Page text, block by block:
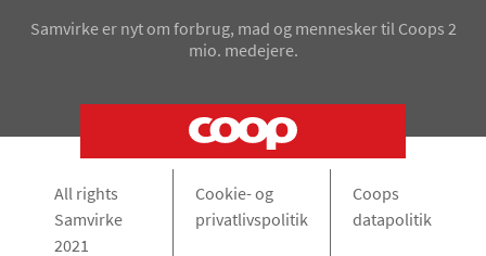
Samvirke er nyt om forbrug, mad og mennesker til Coops 2
mio. medejere.
All rights
Samvirke
2021
Cookie- og
privatlivspolitik
Coops
datapolitik